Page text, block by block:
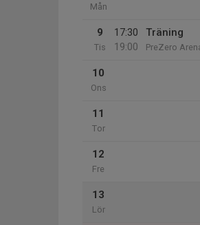
Mån
9
Tis
17:30
19:00
Träning
PreZero
10
Ons
11
Tor
12
Fre
13
Lör